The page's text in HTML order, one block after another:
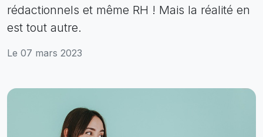
rédactionnels et même RH ! Mais la réalité en
est tout autre.
Le 07 mars 2023